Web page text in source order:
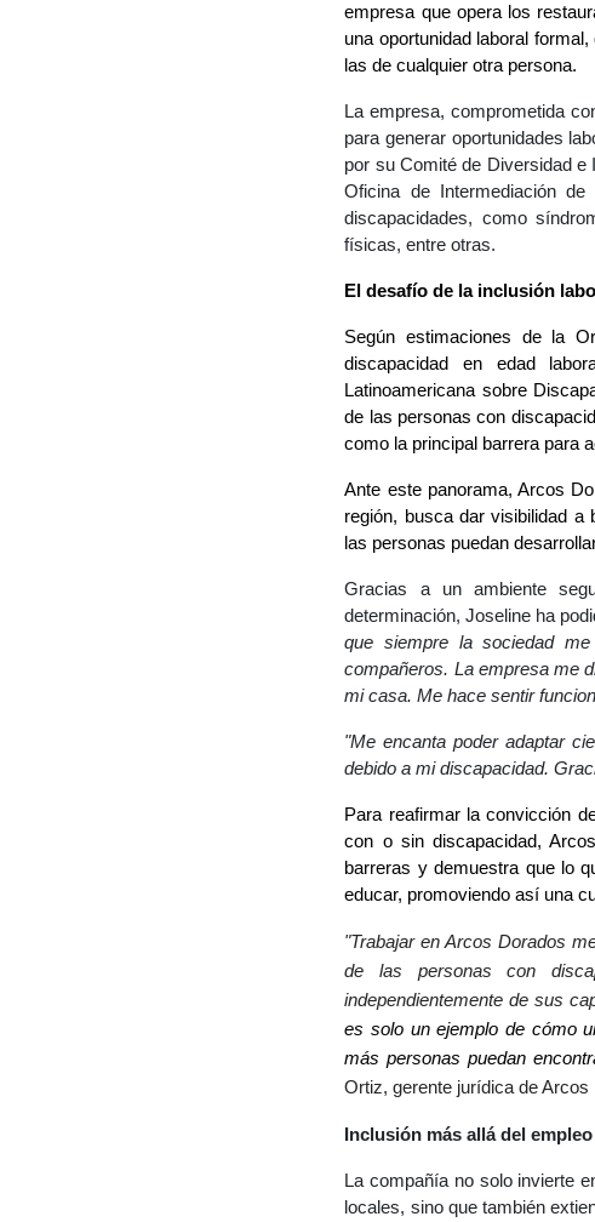
empresa que opera los
una oportunidad laboral
las de cualquier otra persona.
La empresa, comprometida
para generar oportunidades
por su Comité de Diversidad e
Oficina de Intermediación
discapacidades, como
físicas, entre otras.
El desafío de la inclusión
Según estimaciones de la
discapacidad en edad
Latinoamericana sobre
de las personas con
como la principal barrera para
Ante este panorama, Arcos
región, busca dar visibilidad a
las personas puedan
Gracias a un ambiente
determinación, Joseline ha
que siempre la sociedad
compañeros. La empresa me
mi casa. Me hace sentir
"Me encanta poder adaptar
debido a mi discapacidad.
Para reafirmar la convicción
con o sin discapacidad,
barreras y demuestra que lo
educar, promoviendo así una
"Trabajar en Arcos Dorados
de las personas con
independientemente de sus
es solo un ejemplo de cómo
más personas puedan
Ortiz, gerente jurídica de
Inclusión más allá del empleo
La compañía no solo invierte
locales, sino que también